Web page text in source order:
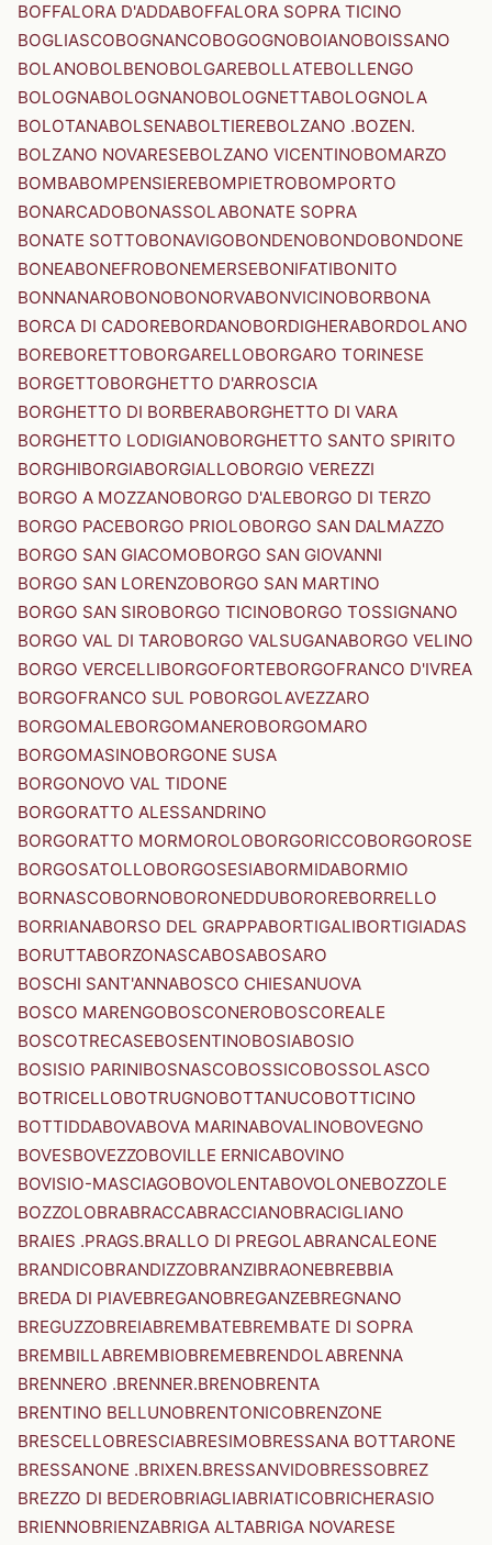
BOFFALORA D'ADDABOFFALORA SOPRA TICINO
BOGLIASCOBOGNANCOBOGOGNOBOIANOBOISSANO
BOLANOBOLBENOBOLGAREBOLLATEBOLLENGO
BOLOGNABOLOGNANOBOLOGNETTABOLOGNOLA
BOLOTANABOLSENABOLTIEREBOLZANO .BOZEN.
BOLZANO NOVARESEBOLZANO VICENTINOBOMARZO
BOMBABOMPENSIEREBOMPIETROBOMPORTO
BONARCADOBONASSOLABONATE SOPRA
BONATE SOTTOBONAVIGOBONDENOBONDOBONDONE
BONEABONEFROBONEMERSEBONIFATIBONITO
BONNANAROBONOBONORVABONVICINOBORBONA
BORCA DI CADOREBORDANOBORDIGHERABORDOLANO
BOREBORETTOBORGARELLOBORGARO TORINESE
BORGETTOBORGHETTO D'ARROSCIA
BORGHETTO DI BORBERABORGHETTO DI VARA
BORGHETTO LODIGIANOBORGHETTO SANTO SPIRITO
BORGHIBORGIABORGIALLOBORGIO VEREZZI
BORGO A MOZZANOBORGO D'ALEBORGO DI TERZO
BORGO PACEBORGO PRIOLOBORGO SAN DALMAZZO
BORGO SAN GIACOMOBORGO SAN GIOVANNI
BORGO SAN LORENZOBORGO SAN MARTINO
BORGO SAN SIROBORGO TICINOBORGO TOSSIGNANO
BORGO VAL DI TAROBORGO VALSUGANABORGO VELINO
BORGO VERCELLIBORGOFORTEBORGOFRANCO D'IVREA
BORGOFRANCO SUL POBORGOLAVEZZARO
BORGOMALEBORGOMANEROBORGOMARO
BORGOMASINOBORGONE SUSA
BORGONOVO VAL TIDONE
BORGORATTO ALESSANDRINO
BORGORATTO MORMOROLOBORGORICCOBORGOROSE
BORGOSATOLLOBORGOSESIABORMIDABORMIO
BORNASCOBORNOBORONEDDUBOROREBORRELLO
BORRIANABORSO DEL GRAPPABORTIGALIBORTIGIADAS
BORUTTABORZONASCABOSABOSARO
BOSCHI SANT'ANNABOSCO CHIESANUOVA
BOSCO MARENGOBOSCONEROBOSCOREALE
BOSCOTRECASEBOSENTINOBOSIABOSIO
BOSISIO PARINIBOSNASCOBOSSICOBOSSOLASCO
BOTRICELLOBOTRUGNOBOTTANUCOBOTTICINO
BOTTIDDABOVABOVA MARINABOVALINOBOVEGNO
BOVESBOVEZZOBOVILLE ERNICABOVINO
BOVISIO-MASCIAGOBOVOLENTABOVOLONEBOZZOLE
BOZZOLOBRABRACCABRACCIANOBRACIGLIANO
BRAIES .PRAGS.BRALLO DI PREGOLABRANCALEONE
BRANDICOBRANDIZZOBRANZIBRAONEBREBBIA
BREDA DI PIAVEBREGANOBREGANZEBREGNANO
BREGUZZOBREIABREMBATEBREMBATE DI SOPRA
BREMBILLABREMBIOBREMEBRENDOLABRENNA
BRENNERO .BRENNER.BRENOBRENTA
BRENTINO BELLUNOBRENTONICOBRENZONE
BRESCELLOBRESCIABRESIMOBRESSANA BOTTARONE
BRESSANONE .BRIXEN.BRESSANVIDOBRESSOBREZ
BREZZO DI BEDEROBRIAGLIABRIATICOBRICHERASIO
BRIENNOBRIENZABRIGA ALTABRIGA NOVARESE